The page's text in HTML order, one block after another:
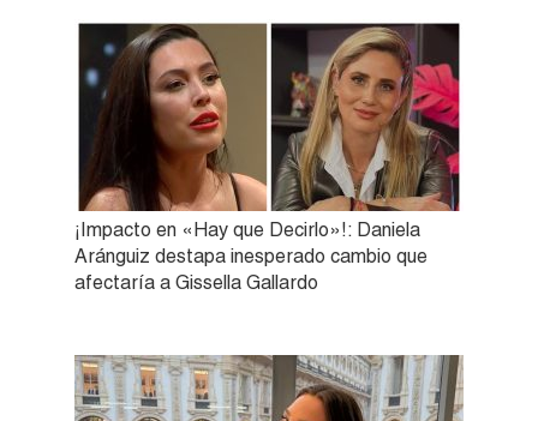
¡Impacto en «Hay que Decirlo»!: Daniela
Aránguiz destapa inesperado cambio que
afectaría a Gissella Gallardo